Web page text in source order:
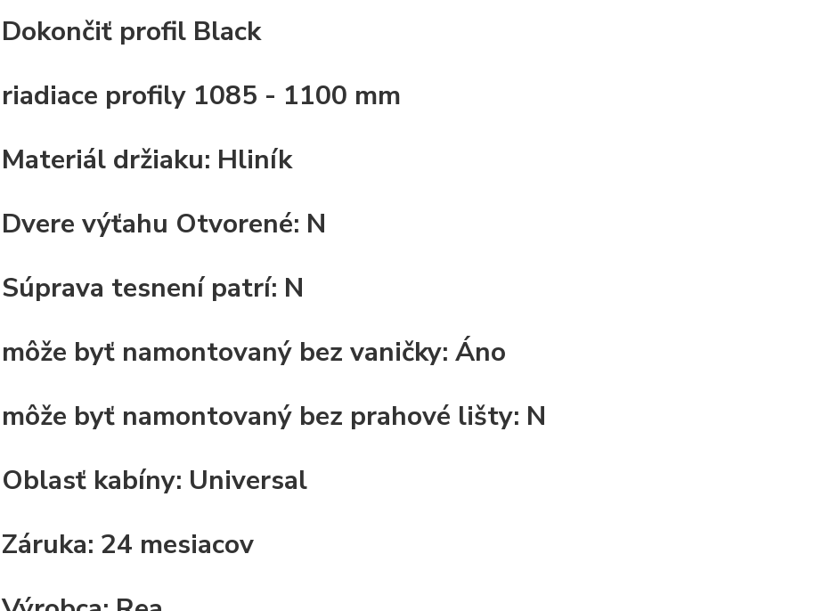
Dokončiť profil Black
riadiace profily 1085 - 1100 mm
Materiál držiaku: Hliník
Dvere výťahu Otvorené: N
Súprava tesnení patrí: N
môže byť namontovaný bez vaničky: Áno
môže byť namontovaný bez prahové lišty: N
Oblasť kabíny: Universal
Záruka: 24 mesiacov